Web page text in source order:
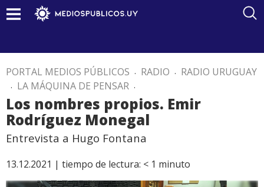
PORTAL MEDIOS PÚBLICOS . RADIO . RADIO URUGUAY
. LA MÁQUINA DE PENSAR .
Los nombres propios. Emir
Rodríguez Monegal
Entrevista a Hugo Fontana
13.12.2021 | tiempo de lectura: < 1 minuto